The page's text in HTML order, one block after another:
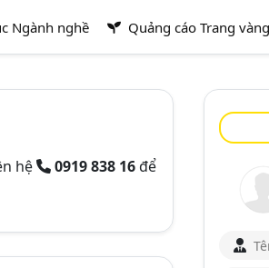
Ngành nghề Quảng cáo Trang vàng
hệ 0919 838 16để